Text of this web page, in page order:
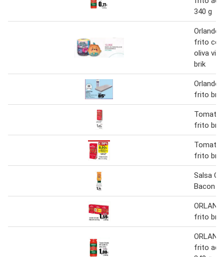
340 g
Orlando
frito
oliva
brik
Orlando
frito brik
Tomate
frito brik
Tomate
frito brik
Salsa
Bacon
frito brik
frito